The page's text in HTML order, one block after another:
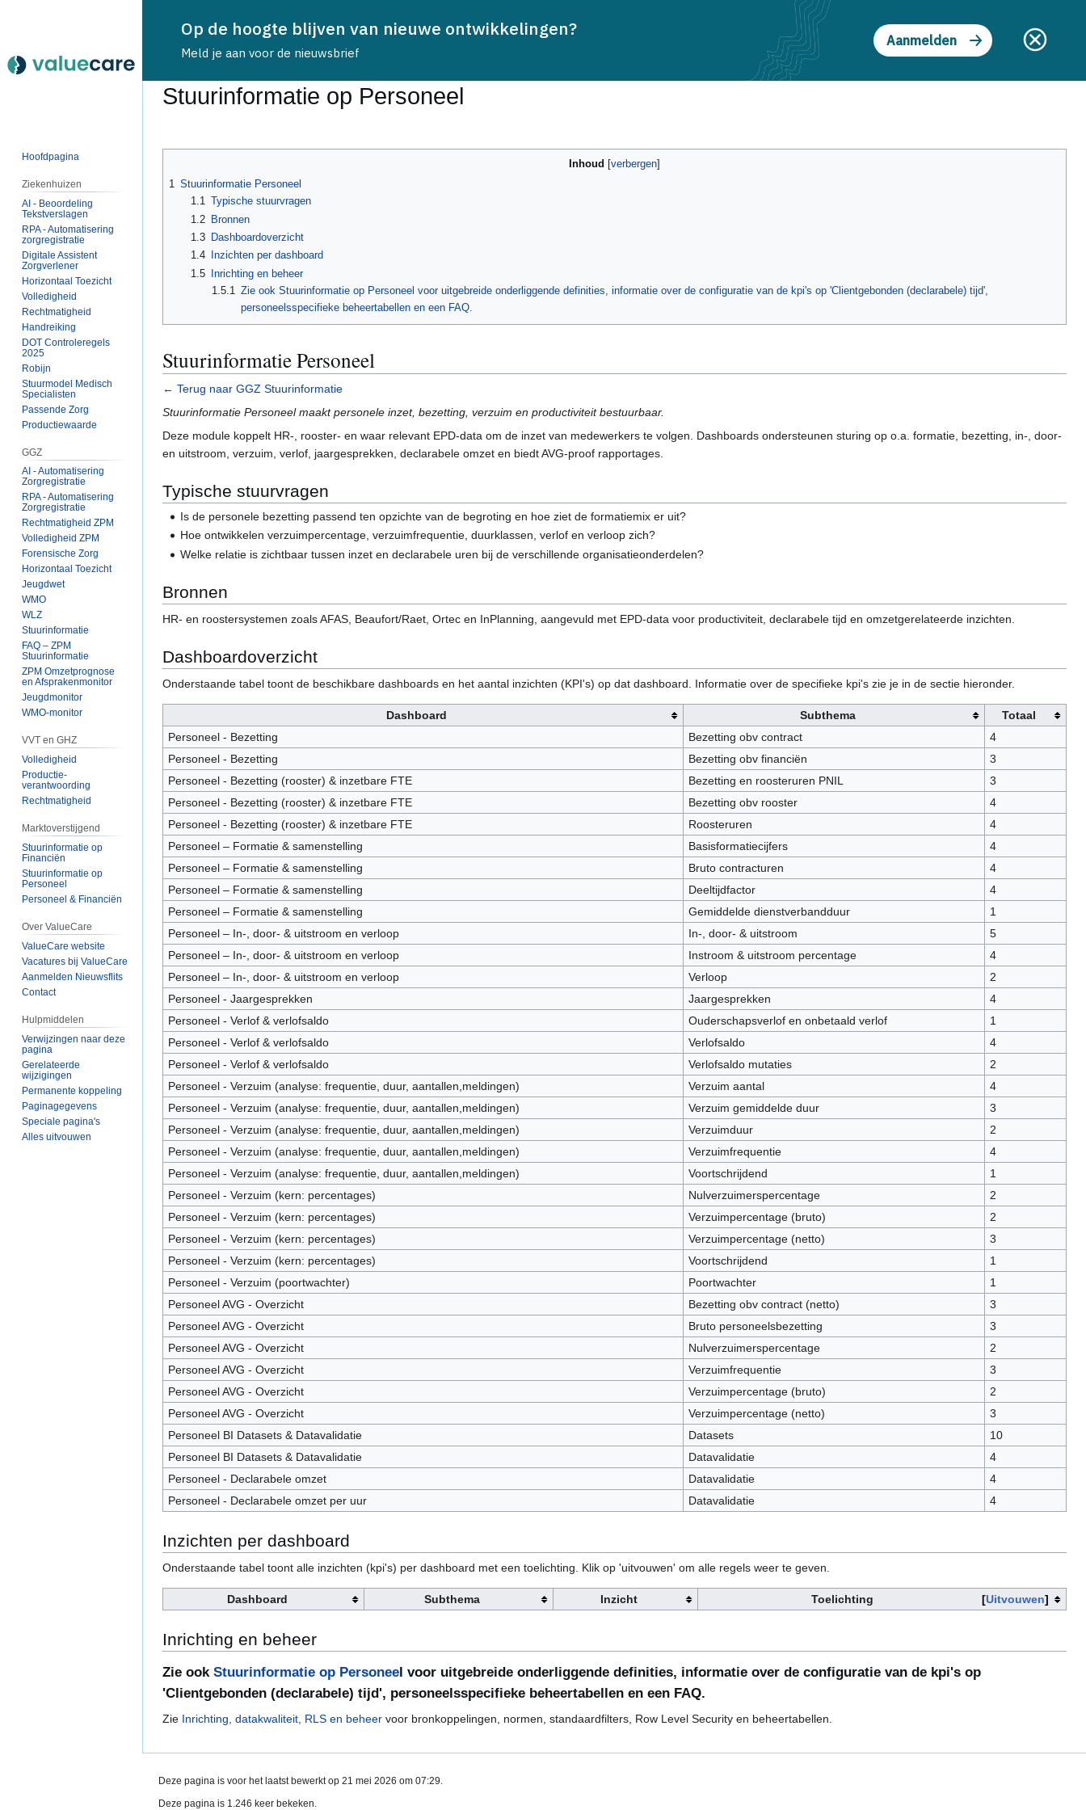
Stuurinformatie op Personeel
navigatie
zoeken
Inhoud
1 Stuurinformatie Personeel
1.1 Typische stuurvragen
1.2
Bronnen
1.3
Dashboardoverzicht
1.4
Inzichten per dashboard
1.5
Inrichting en beheer
1.5.1
Zie ook Stuurinformatie op Personeel voor uitgebreide onderliggende definities, informatie over de configuratie van de kpi's op 'Clientgebonden (declarabele) tijd',
personeelsspecifieke beheertabellen en een FAQ.
Stuurinformatie Personeel
← Terug naar GGZ Stuurinformatie
Stuurinformatie Personeel maakt personele inzet, bezetting, verzuim en productiviteit bestuurbaar.
Deze module koppelt HR-, rooster- en waar relevant EPD-data om de inzet van medewerkers te volgen. Dashboards ondersteunen sturing op o.a. formatie, bezetting, in-, door-
en uitstroom, verzuim, verlof, jaargesprekken, declarabele omzet en biedt AVG-proof rapportages.
Typische stuurvragen
Is de personele bezetting passend ten opzichte van de begroting en hoe ziet de formatiemix er uit?
Hoe ontwikkelen verzuimpercentage, verzuimfrequentie, duurklassen, verlof en verloop zich?
Welke relatie is zichtbaar tussen inzet en declarabele uren bij de verschillende organisatieonderdelen?
Bronnen
HR- en roostersystemen zoals AFAS, Beaufort/Raet, Ortec en InPlanning, aangevuld met EPD-data voor productiviteit, declarabele tijd en omzetgerelateerde inzichten.
Dashboardoverzicht
Onderstaande tabel toont de beschikbare dashboards en het aantal inzichten (KPI's) op dat dashboard. Informatie over de specifieke kpi's zie je in de sectie hieronder.
Dashboard Subthema
Totaal
Personeel - Bezetting
Bezetting obv contract
4
Personeel - Bezetting
Bezetting obv financiën
3
Personeel - Bezetting (rooster) & inzetbare FTE
Bezetting en roosteruren PNIL
3
Personeel - Bezetting (rooster) & inzetbare FTE
Bezetting obv rooster
4
Personeel - Bezetting (rooster) & inzetbare FTE
Roosteruren
4
Personeel – Formatie & samenstelling
Basisformatiecijfers
4
Personeel – Formatie & samenstelling
Bruto contracturen
4
Personeel – Formatie & samenstelling
Deeltijdfactor
4
Personeel – Formatie & samenstelling
Gemiddelde dienstverbandduur
1
Personeel – In-, door- & uitstroom en verloop
In-, door- & uitstroom
5
Personeel – In-, door- & uitstroom en verloop
Instroom & uitstroom percentage
4
Personeel – In-, door- & uitstroom en verloop
Verloop
2
Personeel - Jaargesprekken
Jaargesprekken
4
Personeel - Verlof & verlofsaldo
Ouderschapsverlof en onbetaald verlof
1
Personeel - Verlof & verlofsaldo
Verlofsaldo
4
Personeel - Verlof & verlofsaldo
Verlofsaldo mutaties
2
Personeel - Verzuim (analyse: frequentie, duur, aantallen,meldingen)
Verzuim aantal
4
Personeel - Verzuim (analyse: frequentie, duur, aantallen,meldingen)
Verzuim gemiddelde duur
3
Personeel - Verzuim (analyse: frequentie, duur, aantallen,meldingen)
Verzuimduur
2
Personeel - Verzuim (analyse: frequentie, duur, aantallen,meldingen)
Verzuimfrequentie
4
Personeel - Verzuim (analyse: frequentie, duur, aantallen,meldingen)
Voortschrijdend
1
Personeel - Verzuim (kern: percentages)
Nulverzuimerspercentage
2
Personeel - Verzuim (kern: percentages)
Verzuimpercentage (bruto)
2
Personeel - Verzuim (kern: percentages)
Verzuimpercentage (netto)
3
Personeel - Verzuim (kern: percentages)
Voortschrijdend
1
Personeel - Verzuim (poortwachter)
Poortwachter
1
Personeel AVG - Overzicht
Bezetting obv contract (netto)
3
Personeel AVG - Overzicht
Bruto personeelsbezetting
3
Personeel AVG - Overzicht
Nulverzuimerspercentage
2
Personeel AVG - Overzicht
Verzuimfrequentie
3
Personeel AVG - Overzicht
Verzuimpercentage (bruto)
2
Personeel AVG - Overzicht
Verzuimpercentage (netto)
3
Personeel BI Datasets & Datavalidatie
Datasets
10
Personeel BI Datasets & Datavalidatie
Datavalidatie
4
Personeel - Declarabele omzet
Datavalidatie
4
Personeel - Declarabele omzet per uur
Datavalidatie 4
Inzichten per dashboard
Onderstaande tabel toont alle inzichten (kpi's) per dashboard met een toelichting. Klik op 'uitvouwen' om alle regels weer te geven.
Dashboard Subthema Inzicht Uitvouwen
Toelichting
Inrichting en beheer
Zie ook Stuurinformatie op Personee l voor uitgebreide onderliggende definities, informatie over de configuratie van de kpi's op
'Clientgebonden (declarabele) tijd', personeelsspecifieke beheertabellen en een FAQ.
Zie Inrichting, datakwaliteit, RLS en beheer voor bronkoppelingen, normen, standaardfilters, Row Level Security en beheertabellen.
Op de hoogte blijven van nieuwe ontwikkelingen?
Meld je aan voor de nieuwsbrief
Aanmelden
Geschiedenis weergeven
e
Hoofdpagina
Ziekenhuizen
AI - Beoordeling
Tekstverslagen
RPA - Automatisering
zorgregistratie
Digitale Assistent
Zorgverlener
Horizontaal Toezicht
Volledigheid
Rechtmatigheid
Handreiking
DOT Controleregels
2025
Robijn
Stuurmodel Medisch
Specialisten
Passende Zorg
Productiewaarde
GGZ
AI - Automatisering
Zorgregistratie
RPA - Automatisering
Zorgregistratie
Rechtmatigheid ZPM
Volledigheid ZPM
Forensische Zorg
Horizontaal Toezicht
Jeugdwet
WMO
WLZ
Stuurinformatie
FAQ – ZPM
Stuurinformatie
ZPM Omzetprognose
en Afsprakenmonitor
Jeugdmonitor
WMO-monitor
VVT en GHZ
Volledigheid
Productie-
verantwoording
Rechtmatigheid
Marktoverstijgend
Stuurinformatie op
Financiën
Stuurinformatie op
Personeel
Personeel & Financiën
Over ValueCare
ValueCare website
Vacatures bij ValueCare
Aanmelden Nieuwsflits
Contact
Hulpmiddelen
Verwijzingen naar deze
pagina
Gerelateerde
wijzigingen
Permanente koppeling
Paginagegevens
Speciale pagina's
Alles uitvouwen
Deze pagina is voor het laatst bewerkt op 21 mei 2026 om 07:29.
Deze pagina is 1.246 keer bekeken.